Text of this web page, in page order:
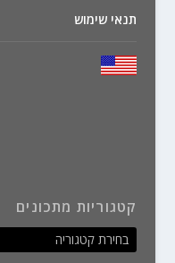
תנאי שימוש
קטגוריות מתכונים